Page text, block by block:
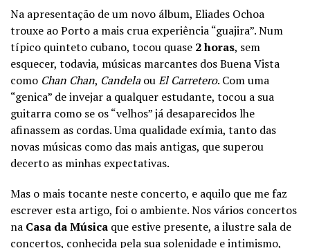
Na apresentação de um novo álbum, Eliades Ochoa
trouxe ao Porto a mais crua experiência “guajira”. Num
típico quinteto cubano, tocou quase 2 horas, sem
esquecer, todavia, músicas marcantes dos Buena Vista
como Chan Chan, CandelaouEl Carretero. Com uma
“genica” de invejar a qualquer estudante, tocou a sua
guitarra como se os “velhos” já desaparecidos lhe
afinassem as cordas. Uma qualidade exímia, tanto das
novas músicas como das mais antigas, que superou
decerto as minhas expectativas.
Mas o mais tocante neste concerto, e aquilo que me faz
escrever esta artigo, foi o ambiente. Nos vários concertos
na Casa da Música que estive presente, a ilustre sala de
concertos, conhecida pela sua solenidade e intimismo,